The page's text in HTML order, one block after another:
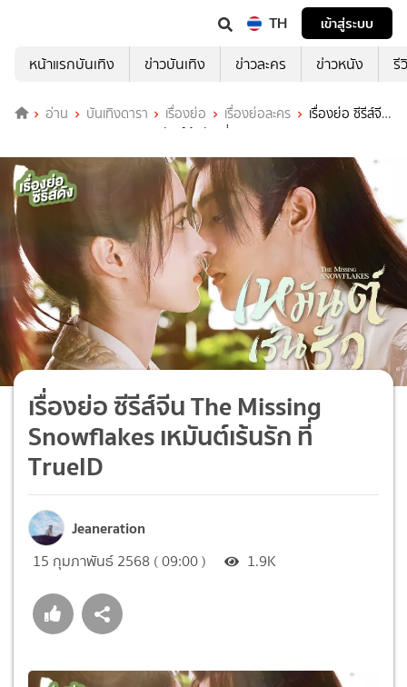
TH
เข้าสู่ระบบ
หน้าแรกบันเทิง
ข่าวบันเทิง ข่าวละคร ข่าวหนัง รี
อ่าน บันเทิงดารา เรื่องย่อ เรื่องย่อละคร
เรื่องย่อ ซีรีส์จีน
The Missing Snowflakes เหมันต์เร้นรัก ที่ TrueID
เรื่องย่อ ซีรีส์จีน The Missing
Snowflakes เหมันต์เร้นรัก ที่
TrueID
Jeaneration
15 กุมภาพันธ์ 2568 ( 09:00 ) 1.9K